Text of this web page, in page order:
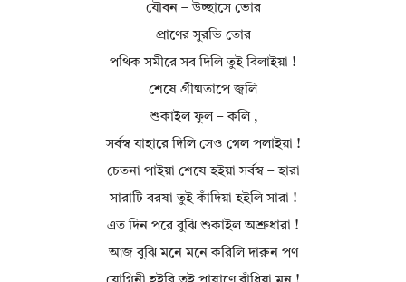
যৌবন – উচ্ছাসে ভোর
প্রাণের সুরভি তোর
পথিক সমীরে সব দিলি তুই বিলাইয়া !
শেষে গ্রীষ্মতাপে জ্বলি
শুকাইল ফুল – কলি ,
সর্বস্ব যাহারে দিলি সেও গেল পলাইয়া !
চেতনা পাইয়া শেষে হইয়া সর্বস্ব – হারা
সারাটি বরষা তুই কাঁদিয়া হইলি সারা !
এত দিন পরে বুঝি শুকাইল অশ্রুধারা !
আজ বুঝি মনে মনে করিলি দারুন পণ